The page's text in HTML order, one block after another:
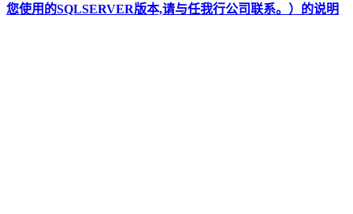
您使用的SQLSERVER版本,请与任我行公司联系。）的说明